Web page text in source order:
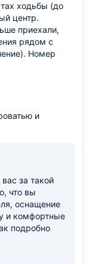
ходьбы (до
центр.
приехали,
рядом с
Номер
Халаты за
Можно
отеле (в
Ресторан
и
за такой
что вы
оснащение
и комфортные
подробно
окнах на